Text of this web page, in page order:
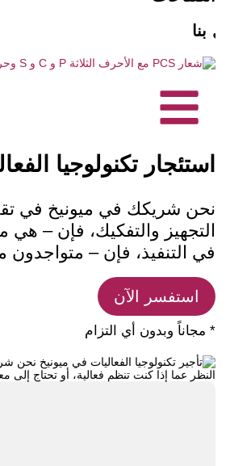
منتجات مخصصة حسب
تكنولوجيا الترجمة الفورية
محطات الاتصال
شهادات العملاء
الأخبار
مكاتب التخطيط الفني
شركة تكنولوجيا
بنا
استئجار تكنولوجيا
نحن شريكك في ميونيخ في
التجهيز والتفكيك، فإن –
في التنفيذ، فإن –
استفسر الآن
* مجاناً وبدون أي التزام